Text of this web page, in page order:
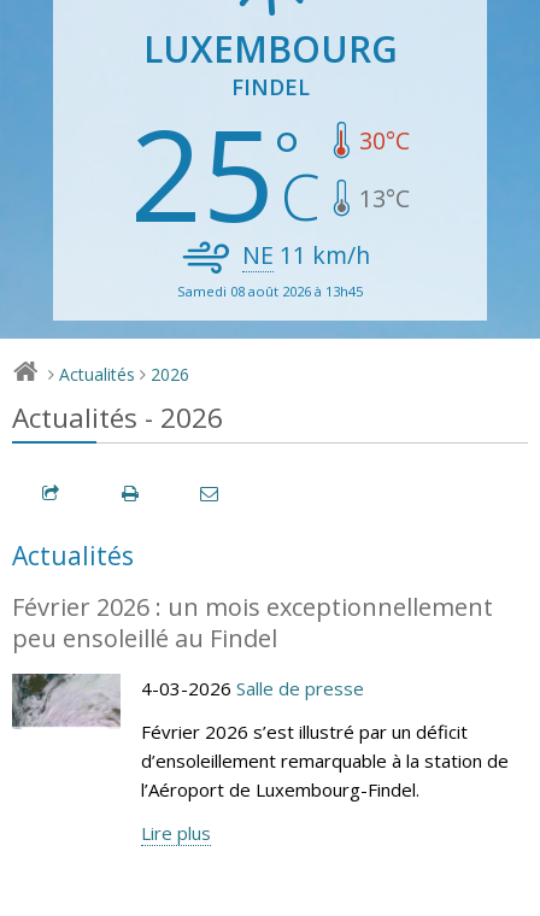
LUXEMBOURG
FINDEL
25 30°C
13°C
NE 11 km/h
Samedi 08 août 2026 à 13h45
> Actualités > 2026
Actualités - 2026
Actualités
Février 2026 : un mois exceptionnellement
peu ensoleillé au Findel
4-03-2026 Salle de presse
Février 2026 s’est illustré par un déficit
d’ensoleillement remarquable à la station de
l’Aéroport de Luxembourg-Findel.
Lire plus